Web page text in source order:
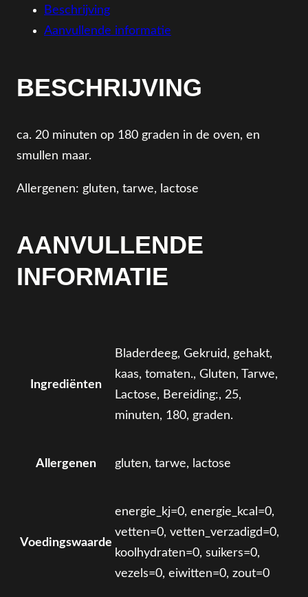
n
t
Beschrijving
Aanvullende informatie
BESCHRIJVING
ca. 20 minuten op 180 graden in de oven, en
smullen maar.
Allergenen: gluten, tarwe, lactose
AANVULLENDE
INFORMATIE
Ingrediënten
Bladerdeeg, Gekruid, gehakt,
kaas, tomaten., Gluten, Tarwe,
Lactose, Bereiding:, 25,
minuten, 180, graden.
Allergenen gluten, tarwe, lactose
Voedingswaarde
energie_kj=0, energie_kcal=0,
vetten=0, vetten_verzadigd=0,
koolhydraten=0, suikers=0,
vezels=0, eiwitten=0, zout=0